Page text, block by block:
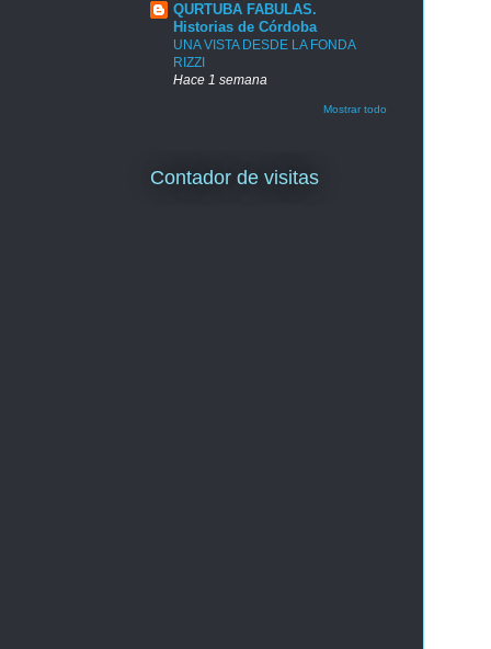
QURTUBA FABULAS.
Historias de Córdoba
UNA VISTA DESDE LA FONDA
RIZZI
Hace 1 semana
Mostrar todo
Contador de visitas